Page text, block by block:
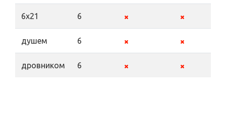
6x21 6
душем 6
дровником 6